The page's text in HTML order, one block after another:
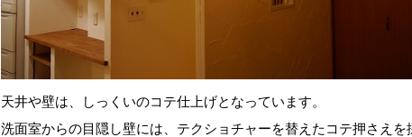
天井や壁は、しっくいのコテ仕上げとなっています。
洗面室からの目隠し壁には、テクショチャーを替えたコテ押さえを